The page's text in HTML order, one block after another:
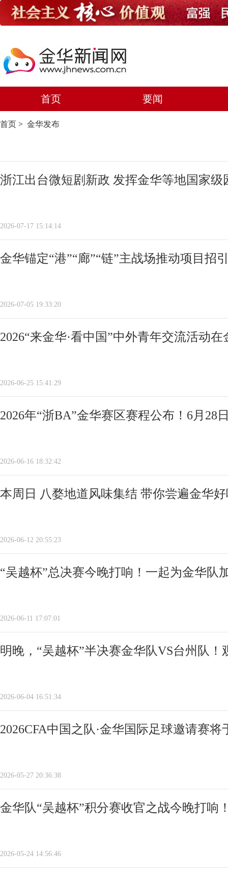
首页 要闻
首页 > 金华发布
浙江出台微短剧新政 发挥金华等地国家
2026-07-17 15:14:14
金华锚定“港”“廊”“链”主战场推动项目招
2026-07-05 19:33:20
2026“来金华·看中国”中外青年交流活动在
2026-06-25 15:41:29
2026年“浙BA”金华赛区赛程公布！6月28
2026-06-16 18:32:42
本周日 八婺地道风味集结 带你尝遍金华
2026-06-12 20:55:23
“吴越杯”总决赛今晚打响！一起为金华队
2026-06-11 17:07:01
明晚，“吴越杯”半决赛金华队VS台州队
2026-06-04 16:51:34
2026CFA中国之队·金华国际足球邀请赛将
2026-05-27 20:36:38
金华队“吴越杯”积分赛收官之战今晚打响
2026-05-24 14:56:46